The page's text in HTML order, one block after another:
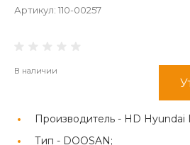
Артикул: 110-00257
В наличии
Производитель - HD Hyundai
Тип - DOOSAN;